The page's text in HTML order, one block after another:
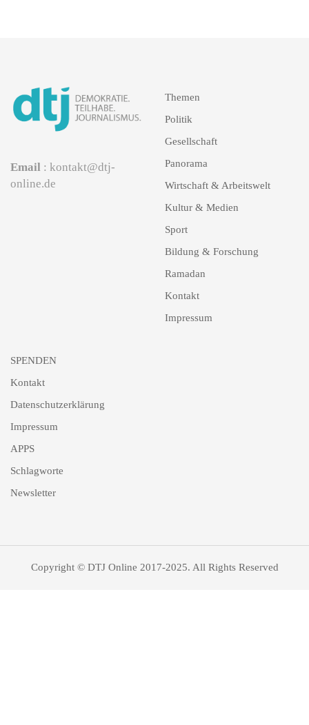
Email : kontakt@dtj-
online.de
Themen
Politik
Gesellschaft
Panorama
Wirtschaft & Arbeitswelt
Kultur & Medien
Sport
Bildung & Forschung
Ramadan
Kontakt
Impressum
SPENDEN
Kontakt
Datenschutzerklärung
Impressum
APPS
Schlagworte
Newsletter
Copyright © DTJ Online 2017-2025. All Rights Reserved